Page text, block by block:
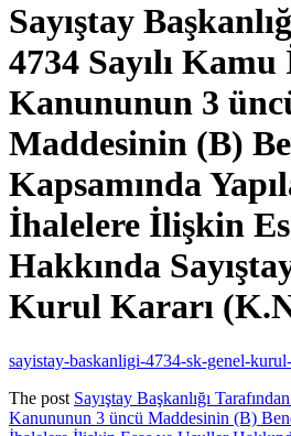
Sayıştay
4734 Sayılı
Kanununun 3
Maddesinin (B)
Kapsamında
İhalelere İlişkin
Hakkında
Kurul Kararı
sayistay-baskanligi-4734-sk-genel-
The post Sayıştay Başkanlığı
Kanununun 3 üncü Maddesinin (B)